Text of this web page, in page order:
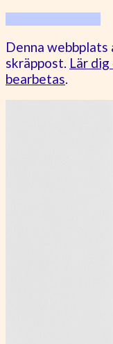
Denna
skräppost. Lär
bearbetas.